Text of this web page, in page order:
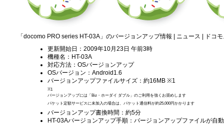
「docomo PRO series HT-03A」のバージョンアップ情報 | ニュース | ドコ
更新開始日：2009年10月23日 午前3時
機種名：HT-03A
対応方法：OSバージョンアップ
OSバージョン：Android1.6
バージョンアップファイルサイズ：約16MB ※1
※1
バージョンアップには「Biz・ホーダイ ダブル」のご利用を強くお奨めします
パケット定額サービスに未加入の場合は、パケット通信料が約25,000円かかります
バージョンアップ書換時間：約5分
HT-03Aバージョンアップ手順：バージョンアップファイルが自